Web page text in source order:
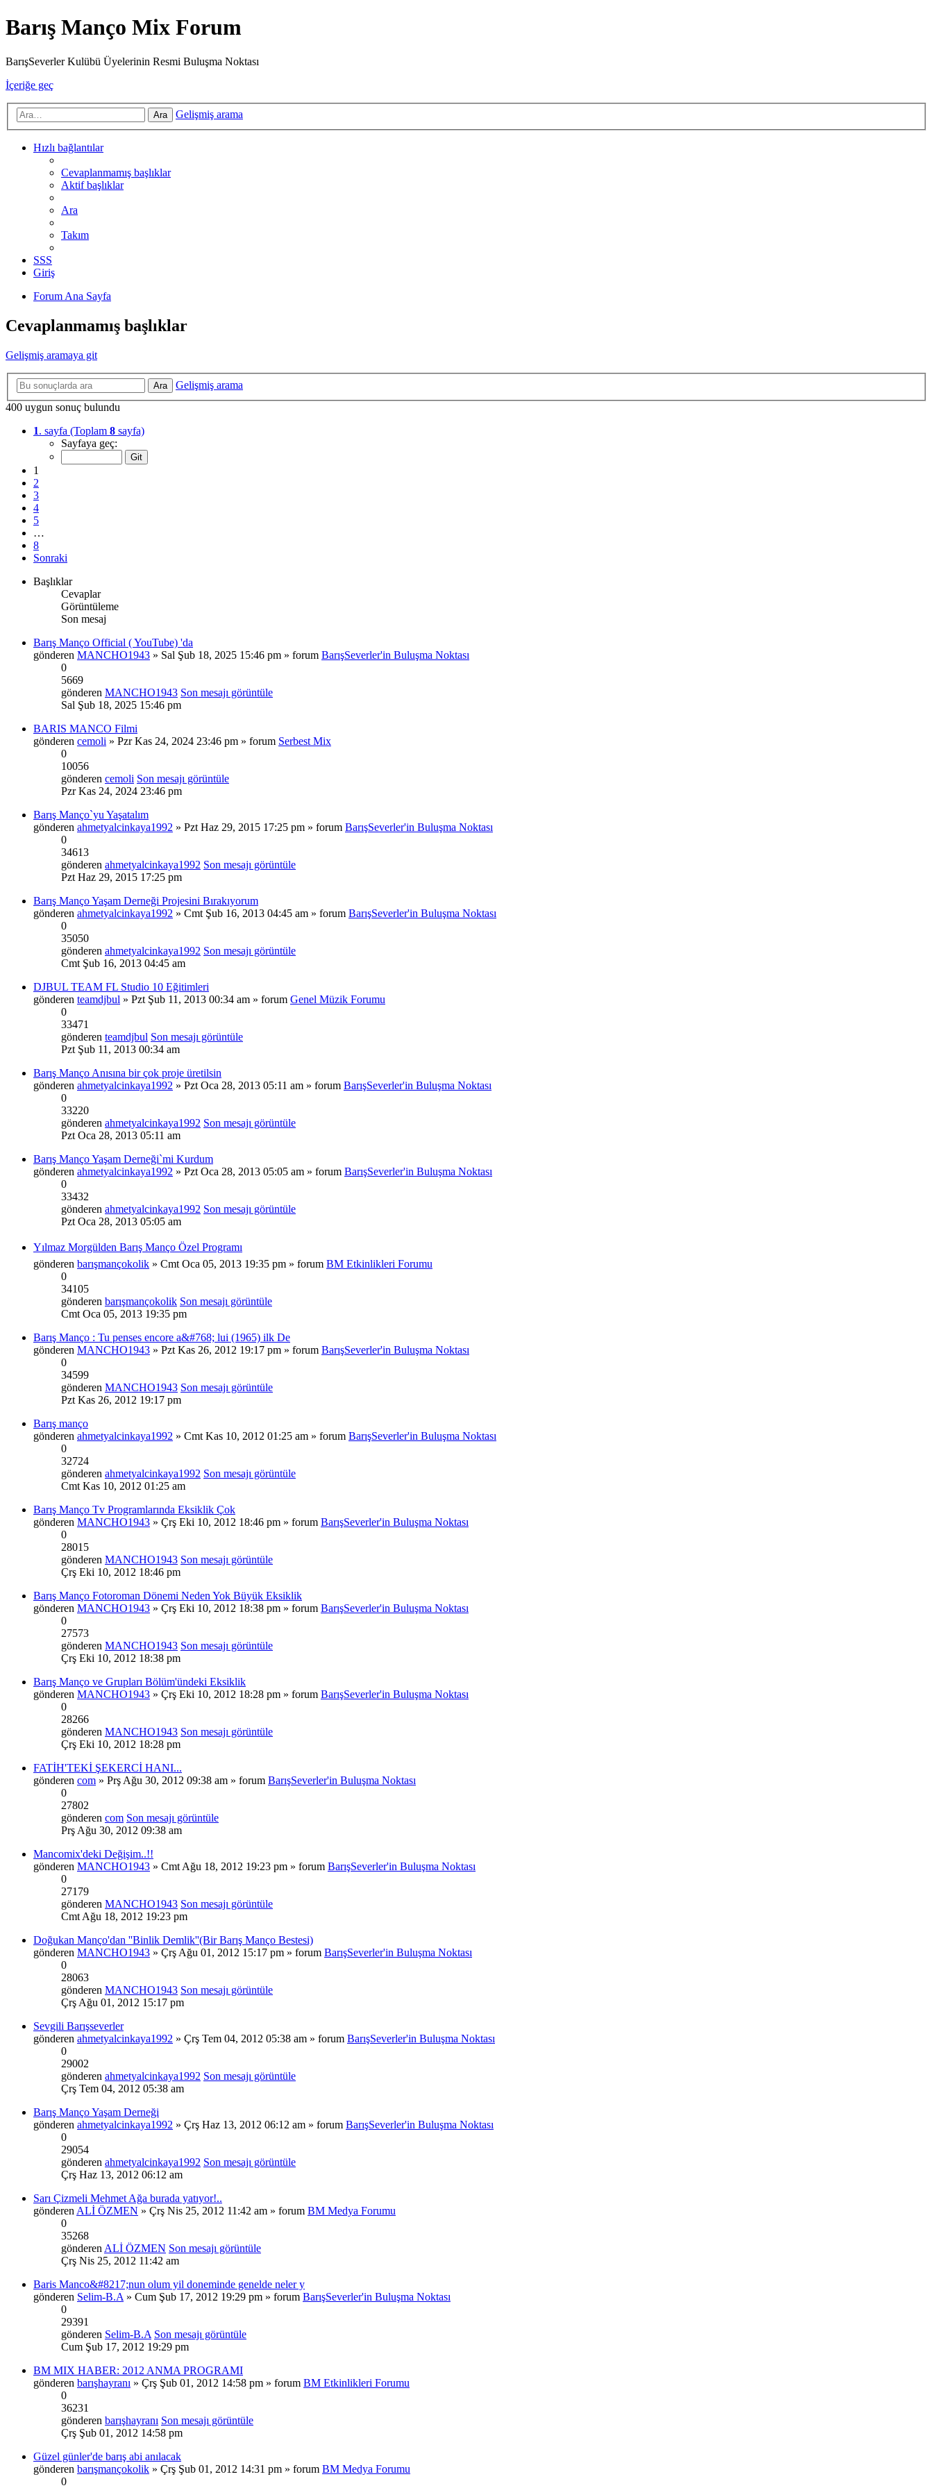
Barış Manço Mix Forum
BarışSeverler Kulübü Üyelerinin Resmi Buluşma Noktası
İçeriğe geç
Ara Gelişmiş arama
Hızlı bağlantılar
Cevaplanmamış başlıklar
Aktif başlıklar
Ara
Takım
SSS
Giriş
Forum Ana Sayfa
Cevaplanmamış başlıklar
Gelişmiş aramaya git
Ara
Gelişmiş arama
400 uygun sonuç bulundu
1. sayfa (Toplam 8 sayfa)
Sayfaya geç:
1
2
3
4
5
…
8
Sonraki
Başlıklar
Cevaplar
Görüntüleme
Son mesaj
Barış Manço Official ( YouTube) 'da
gönderen MANCHO1943 » Sal Şub 18, 2025 15:46 pm » forum BarışSeverler'in Buluşma Noktası
0
5669
gönderen MANCHO1943 Son mesajı görüntüle
Sal Şub 18, 2025 15:46 pm
BARIS MANCO Filmi
gönderen cemoli » Pzr Kas 24, 2024 23:46 pm » forum Serbest Mix
0
10056
gönderen cemoli Son mesajı görüntüle
Pzr Kas 24, 2024 23:46 pm
Barış Manço`yu Yaşatalım
gönderen ahmetyalcinkaya1992 » Pzt Haz 29, 2015 17:25 pm » forum BarışSeverler'in Buluşma Noktası
0
34613
gönderen ahmetyalcinkaya1992 Son mesajı görüntüle
Pzt Haz 29, 2015 17:25 pm
Barış Manço Yaşam Derneği Projesini Bırakıyorum
gönderen ahmetyalcinkaya1992 » Cmt Şub 16, 2013 04:45 am » forum BarışSeverler'in Buluşma Noktası
0
35050
gönderen ahmetyalcinkaya1992 Son mesajı görüntüle
Cmt Şub 16, 2013 04:45 am
DJBUL TEAM FL Studio 10 Eğitimleri
gönderen teamdjbul » Pzt Şub 11, 2013 00:34 am » forum Genel Müzik Forumu
0
33471
gönderen teamdjbul Son mesajı görüntüle
Pzt Şub 11, 2013 00:34 am
Barış Manço Anısına bir çok proje üretilsin
gönderen ahmetyalcinkaya1992 » Pzt Oca 28, 2013 05:11 am » forum BarışSeverler'in Buluşma Noktası
0
33220
gönderen ahmetyalcinkaya1992 Son mesajı görüntüle
Pzt Oca 28, 2013 05:11 am
Barış Manço Yaşam Derneği`mi Kurdum
gönderen ahmetyalcinkaya1992 » Pzt Oca 28, 2013 05:05 am » forum BarışSeverler'in Buluşma Noktası
0
33432
gönderen ahmetyalcinkaya1992 Son mesajı görüntüle
Pzt Oca 28, 2013 05:05 am
Yılmaz Morgülden Barış Manço Özel Programı
gönderen barışmançokolik » Cmt Oca 05, 2013 19:35 pm » forum BM Etkinlikleri Forumu
0
34105
gönderen barışmançokolik Son mesajı görüntüle
Cmt Oca 05, 2013 19:35 pm
Barış Manço : Tu penses encore a&#768; lui (1965) ilk De
gönderen MANCHO1943 » Pzt Kas 26, 2012 19:17 pm » forum BarışSeverler'in Buluşma Noktası
0
34599
gönderen MANCHO1943 Son mesajı görüntüle
Pzt Kas 26, 2012 19:17 pm
Barış manço
gönderen ahmetyalcinkaya1992 » Cmt Kas 10, 2012 01:25 am » forum BarışSeverler'in Buluşma Noktası
0
32724
gönderen ahmetyalcinkaya1992 Son mesajı görüntüle
Cmt Kas 10, 2012 01:25 am
Barış Manço Tv Programlarında Eksiklik Çok
gönderen MANCHO1943 » Çrş Eki 10, 2012 18:46 pm » forum BarışSeverler'in Buluşma Noktası
0
28015
gönderen MANCHO1943 Son mesajı görüntüle
Çrş Eki 10, 2012 18:46 pm
Barış Manço Fotoroman Dönemi Neden Yok Büyük Eksiklik
gönderen MANCHO1943 » Çrş Eki 10, 2012 18:38 pm » forum BarışSeverler'in Buluşma Noktası
0
27573
gönderen MANCHO1943 Son mesajı görüntüle
Çrş Eki 10, 2012 18:38 pm
Barış Manço ve Grupları Bölüm'ündeki Eksiklik
gönderen MANCHO1943 » Çrş Eki 10, 2012 18:28 pm » forum BarışSeverler'in Buluşma Noktası
0
28266
gönderen MANCHO1943 Son mesajı görüntüle
Çrş Eki 10, 2012 18:28 pm
FATİH'TEKİ ŞEKERCİ HANI...
gönderen com » Prş Ağu 30, 2012 09:38 am » forum BarışSeverler'in Buluşma Noktası
0
27802
gönderen com Son mesajı görüntüle
Prş Ağu 30, 2012 09:38 am
Mancomix'deki Değişim..!!
gönderen MANCHO1943 » Cmt Ağu 18, 2012 19:23 pm » forum BarışSeverler'in Buluşma Noktası
0
27179
gönderen MANCHO1943 Son mesajı görüntüle
Cmt Ağu 18, 2012 19:23 pm
Doğukan Manço'dan ''Binlik Demlik''(Bir Barış Manço Bestesi)
gönderen MANCHO1943 » Çrş Ağu 01, 2012 15:17 pm » forum BarışSeverler'in Buluşma Noktası
0
28063
gönderen MANCHO1943 Son mesajı görüntüle
Çrş Ağu 01, 2012 15:17 pm
Sevgili Barışseverler
gönderen ahmetyalcinkaya1992 » Çrş Tem 04, 2012 05:38 am » forum BarışSeverler'in Buluşma Noktası
0
29002
gönderen ahmetyalcinkaya1992 Son mesajı görüntüle
Çrş Tem 04, 2012 05:38 am
Barış Manço Yaşam Derneği
gönderen ahmetyalcinkaya1992 » Çrş Haz 13, 2012 06:12 am » forum BarışSeverler'in Buluşma Noktası
0
29054
gönderen ahmetyalcinkaya1992 Son mesajı görüntüle
Çrş Haz 13, 2012 06:12 am
Sarı Çizmeli Mehmet Ağa burada yatıyor!..
gönderen ALİ ÖZMEN » Çrş Nis 25, 2012 11:42 am » forum BM Medya Forumu
0
35268
gönderen ALİ ÖZMEN Son mesajı görüntüle
Çrş Nis 25, 2012 11:42 am
Baris Manco&#8217;nun olum yil doneminde genelde neler y
gönderen Selim-B.A » Cum Şub 17, 2012 19:29 pm » forum BarışSeverler'in Buluşma Noktası
0
29391
gönderen Selim-B.A Son mesajı görüntüle
Cum Şub 17, 2012 19:29 pm
BM MIX HABER: 2012 ANMA PROGRAMI
gönderen barışhayranı » Çrş Şub 01, 2012 14:58 pm » forum BM Etkinlikleri Forumu
0
36231
gönderen barışhayranı Son mesajı görüntüle
Çrş Şub 01, 2012 14:58 pm
Güzel günler'de barış abi anılacak
gönderen barışmançokolik » Çrş Şub 01, 2012 14:31 pm » forum BM Medya Forumu
0